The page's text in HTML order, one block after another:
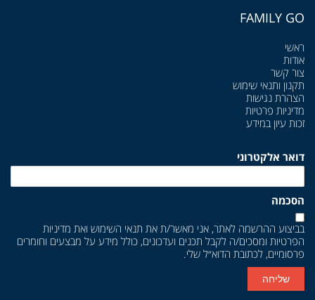
FAMILY GO
ראשי
אודות
צור קשר
תקנון ותנאי שימוש
הצהרת נגישות
מדיניות פרטיות
זכות עיון במידע
דואר אלקטרוני
הסכמה
בביצוע ההרשמה לאתר, אני מאשר/ת את תנאי השימוש ואת מדיניות
הפרטיות ומסכים/ה לקבל תכנים ועדכונים, כולל מידע על מבצעים וחומרים
פרסומיים, לכתובת הדוא״ל שלי.
שליחה